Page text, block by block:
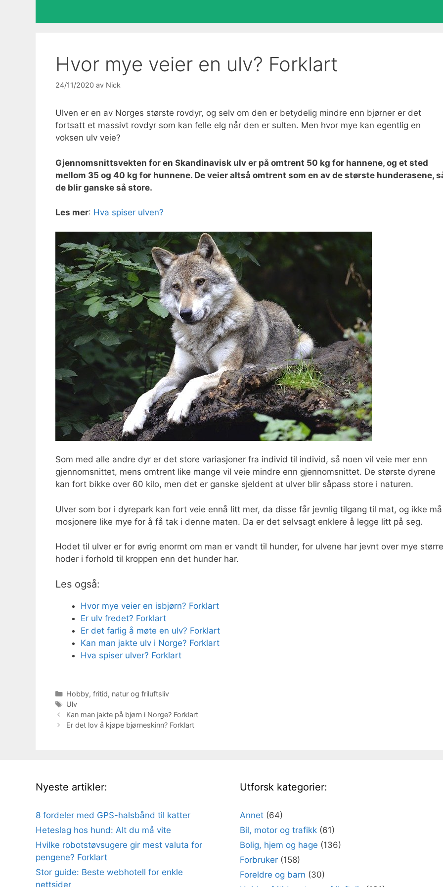
Hvor mye veier en ulv? Forklart
24/11/2020 av Nick
Ulven er en av Norges største rovdyr, og selv om den er betydelig mindre enn bjørner er det
fortsatt et massivt rovdyr som kan felle elg når den er sulten. Men hvor mye kan egentlig en
voksen ulv veie?
Gjennomsnittsvekten for en Skandinavisk ulv er på omtrent 50 kg for hannene, og et sted
mellom 35 og 40 kg for hunnene. De veier altså omtrent som en av de største hunderasene,
de blir ganske så store.
Les mer: Hva spiser ulven?
Som med alle andre dyr er det store variasjoner fra individ til individ, så noen vil veie mer enn
gjennomsnittet, mens omtrent like mange vil veie mindre enn gjennomsnittet. De største dyrene
kan fort bikke over 60 kilo, men det er ganske sjeldent at ulver blir såpass store i naturen.
Ulver som bor i dyrepark kan fort veie ennå litt mer, da disse får jevnlig tilgang til mat, og ikke må
mosjonere like mye for å få tak i denne maten. Da er det selvsagt enklere å legge litt på seg.
Hodet til ulver er for øvrig enormt om man er vandt til hunder, for ulvene har jevnt over mye større
hoder i forhold til kroppen enn det hunder har.
Les også:
Hvor mye veier en isbjørn? Forklart
Er ulv fredet? Forklart
Er det farlig å møte en ulv? Forklart
Kan man jakte ulv i Norge? Forklart
Hva spiser ulver? Forklart
Kategorier
Hobby, fritid, natur og friluftsliv
Stikkord
Ulv
Kan man jakte på bjørn i Norge? Forklart
Er det lov å kjøpe bjørneskinn? Forklart
Nyeste artikler:
8 fordeler med GPS-halsbånd til katter
Heteslag hos hund: Alt du må vite
Hvilke robotstøvsugere gir mest valuta for
pengene? Forklart
Stor guide: Beste webhotell for enkle
nettsider
Utforsk kategorier:
Annet (64)
Bil, motor og trafikk (61)
Bolig, hjem og hage (136)
Forbruker (158)
Foreldre og barn (30)